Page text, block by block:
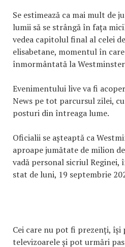
Se estimează ca mai mult de
lumii să se strângă în fața
vedea capitolul final al celei
elisabetane, momentul în
înmormântată la Westminster
Evenimentului live va fi
News pe tot parcursul zilei,
posturi din întreaga lume.
Oficialii se așteaptă ca
aproape jumătate de milion
vadă personal sicriul
stat de luni, 19 septembrie
Cei care nu pot fi prezenți, își
televizoarele și pot urmări